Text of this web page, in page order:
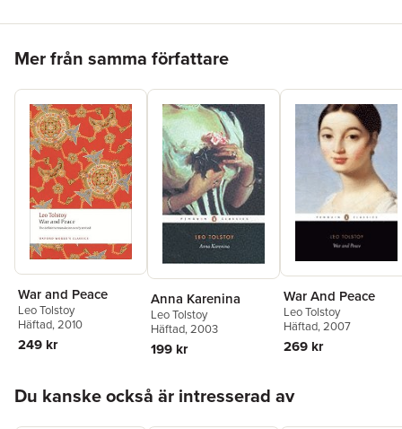
Mer från samma författare
War and Peace
Leo Tolstoy
Häftad, 2010
249 kr
Anna Karenina
Leo Tolstoy
Häftad, 2003
199 kr
War And Peace
Leo Tolstoy
Häftad, 2007
269 kr
Du kanske också är intresserad av